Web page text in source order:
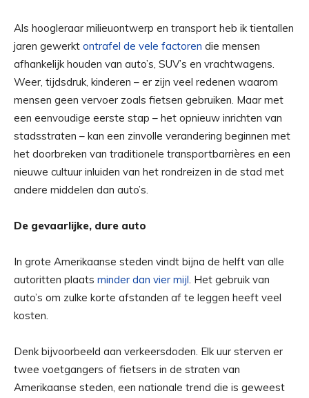
Als hoogleraar milieuontwerp en transport heb ik tientallen
jaren gewerkt ontrafel de vele factoren die mensen
afhankelijk houden van auto’s, SUV’s en vrachtwagens.
Weer, tijdsdruk, kinderen – er zijn veel redenen waarom
mensen geen vervoer zoals fietsen gebruiken. Maar met
een eenvoudige eerste stap – het opnieuw inrichten van
stadsstraten – kan een zinvolle verandering beginnen met
het doorbreken van traditionele transportbarrières en een
nieuwe cultuur inluiden van het rondreizen in de stad met
andere middelen dan auto’s.
De gevaarlijke, dure auto
In grote Amerikaanse steden vindt bijna de helft van alle
autoritten plaats minder dan vier mijl. Het gebruik van
auto’s om zulke korte afstanden af ​​te leggen heeft veel
kosten.
Denk bijvoorbeeld aan verkeersdoden. Elk uur sterven er
twee voetgangers of fietsers in de straten van
Amerikaanse steden, een nationale trend die is geweest